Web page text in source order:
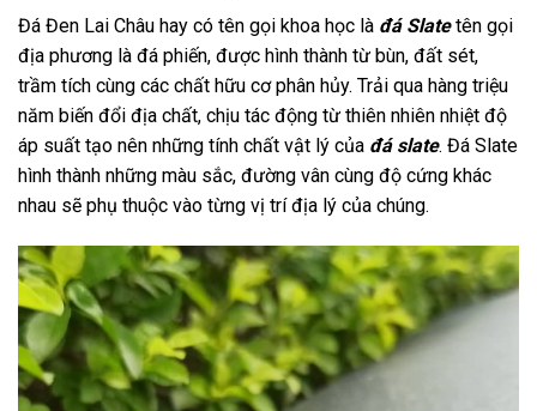
Đá Đen Lai Châu hay có tên gọi khoa học là đá Slatetên gọi
địa phương là đá phiến, được hình thành từ bùn, đất sét,
trầm tích cùng các chất hữu cơ phân hủy. Trải qua hàng triệu
năm biến đổi địa chất, chịu tác động từ thiên nhiên nhiệt độ
áp suất tạo nên những tính chất vật lý của đá slate. Đá Slate
hình thành những màu sắc, đường vân cùng độ cứng khác
nhau sẽ phụ thuộc vào từng vị trí địa lý của chúng.